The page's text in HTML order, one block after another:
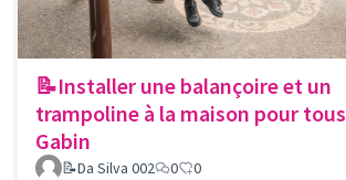
📝Installer une balançoire et un
trampoline à la maison pour tous
Gabin
📝Da Silva 002 0 0